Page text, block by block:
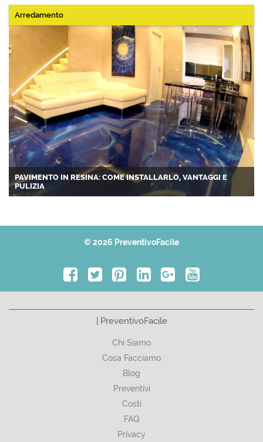
Arredamento
PAVIMENTO IN RESINA: COME INSTALLARLO, VANTAGGI E
PULIZIA
© 2026 PreventivoFacile
| PreventivoFacile
Chi Siamo
Cosa Facciamo
Blog
Preventivi
Costi
FAQ
Privacy